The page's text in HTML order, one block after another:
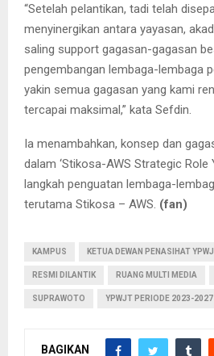
“Setelah pelantikan, tadi telah
menyinergikan antara yayasan,
saling support gagasan-gagasan
pengembangan lembaga-lembaga
yakin semua gagasan yang kami
tercapai maksimal,” kata Sefdin.
Ia menambahkan, konsep dan
dalam ‘Stikosa-AWS Strategic Role
langkah penguatan lembaga-
terutama Stikosa – AWS. (fan)
KAMPUS KETUA DEWAN PENASIHAT
RESMI DILANTIK RUANG MULTI MEDIA
SUPRAWOTO YPWJT PERIODE 2023-2027
BAGIKAN